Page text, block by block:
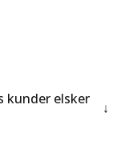
kunder elsker